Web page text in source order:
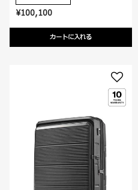
¥100,100
カートに入れる